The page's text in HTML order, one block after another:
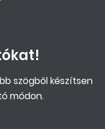
szögből készítsen
módon.